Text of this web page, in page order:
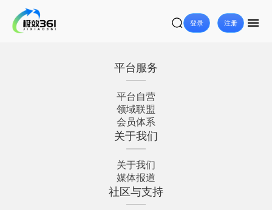
登录 注册
平台服务
平台自营
领域联盟
会员体系
关于我们
关于我们
媒体报道
社区与支持